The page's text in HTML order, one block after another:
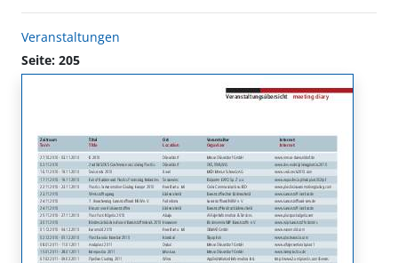
Veranstaltungen
Seite: 205